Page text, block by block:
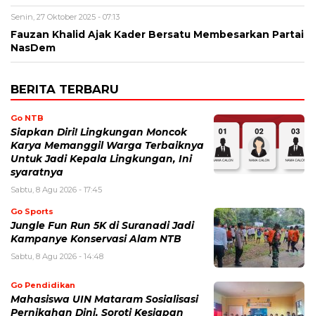
Senin, 27 Oktober 2025 - 07:13
Fauzan Khalid Ajak Kader Bersatu Membesarkan Partai
NasDem
BERITA TERBARU
Go NTB
Siapkan Diri! Lingkungan Moncok
Karya Memanggil Warga Terbaiknya
Untuk Jadi Kepala Lingkungan, Ini
syaratnya
Sabtu, 8 Agu 2026 - 17:45
Go Sports
Jungle Fun Run 5K di Suranadi Jadi
Kampanye Konservasi Alam NTB
Sabtu, 8 Agu 2026 - 14:48
Go Pendidikan
Mahasiswa UIN Mataram Sosialisasi
Pernikahan Dini, Soroti Kesiapan